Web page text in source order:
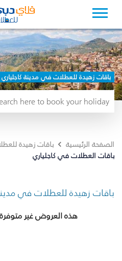
باقات زهيدة للعطلات في مدينة كاجلياري
الصفحة الرئيسية باقات زهيدة
باقات العطلات في كاجلياري
باقات زهيدة للعطلات في
هذه العروض غير